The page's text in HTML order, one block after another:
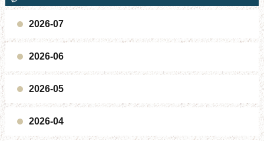
2026-07
2026-06
2026-05
2026-04